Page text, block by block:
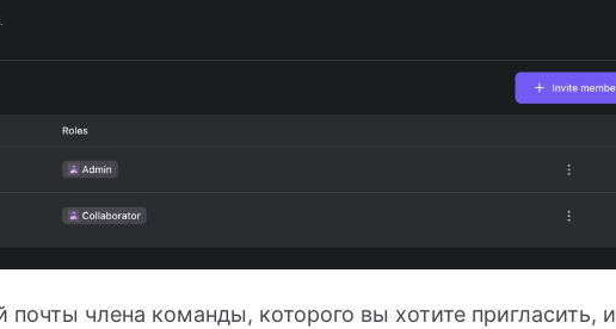
почты члена команды, которого вы хотите пригласить, и